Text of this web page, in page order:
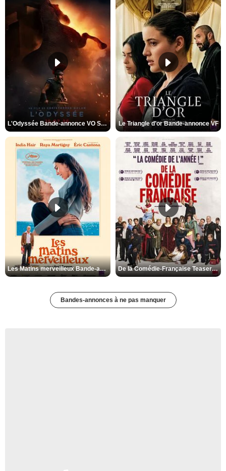
L'Odyssée Bande-annonce VO STFR Le Triangle d'or Bande-annonce VF
Les Matins merveilleux Bande-annonce VF De la Comédie-Française Teaser VF
Bandes-annonces à ne pas manquer